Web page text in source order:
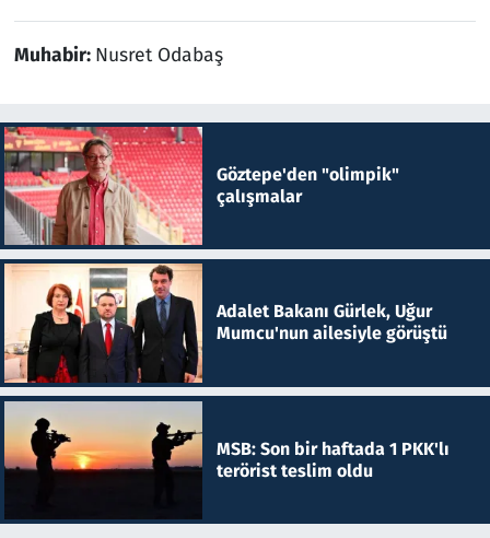
Muhabir: Nusret Odabaş
Göztepe'den "olimpik"
çalışmalar
Adalet Bakanı Gürlek, Uğur
Mumcu'nun ailesiyle görüştü
MSB: Son bir haftada 1 PKK'lı
terörist teslim oldu